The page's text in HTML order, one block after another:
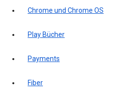
Chrome und Chrome OS
Play Bücher
Payments
Fiber